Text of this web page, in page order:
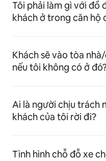
Tôi phải làm gì với đồ
khách ở trong căn hộ
Khách sẽ vào tòa
nếu tôi không có ở
Ai là người chịu trách
khách của tôi rời đi?
Tình hình chỗ đỗ xe